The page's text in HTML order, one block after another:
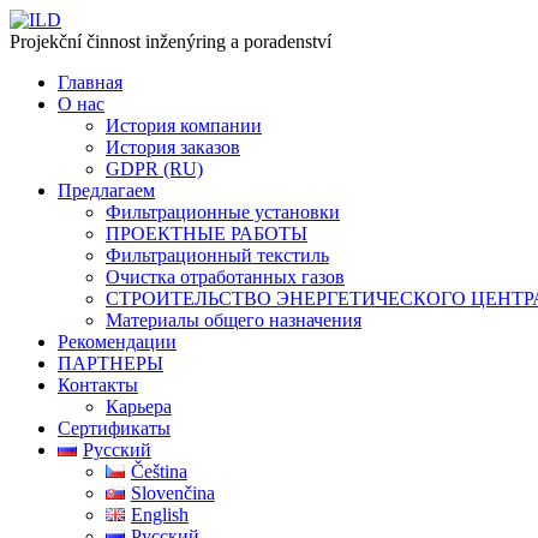
Projekční činnost inženýring a poradenství
Главная
О нас
История компании
История заказов
GDPR (RU)
Предлагаем
Фильтрационные установки
ПРОЕКТНЫЕ РАБОТЫ
Фильтрационный текстиль
Очистка отработанных газов
СТРОИТЕЛЬСТВО ЭНЕРГЕТИЧЕСКОГО
Материалы общего назначения
Рекомендации
ПАРТНЕРЫ
Контакты
Карьера
Сертификаты
Русский
Čeština
Slovenčina
English